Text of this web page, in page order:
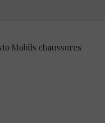
Mobils chaussures